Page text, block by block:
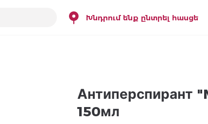
Խնդրում ենք ընտրել հասցե
Антиперспирант
150мл